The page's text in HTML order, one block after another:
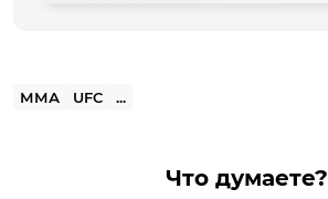
ММА UFC ...
Что думаете?